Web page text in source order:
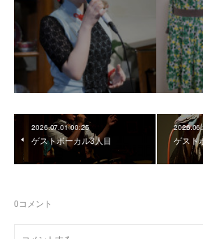
2026.07.01 00:25
ゲストボーカル3人目 ゲスト
0コメント